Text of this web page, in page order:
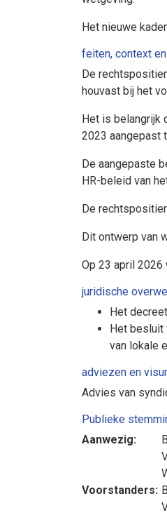
Het nieuwe
feiten, context
De
houvast bij het
Het is belangrijk
2023 aangepast
De aangepaste
HR-beleid van
De
Dit ontwerp van
Op 23 april 2026
juridische
Het
Het besluit
van lokale
adviezen en
Advies van
Publieke
Aanwezig:
Voorstanders: